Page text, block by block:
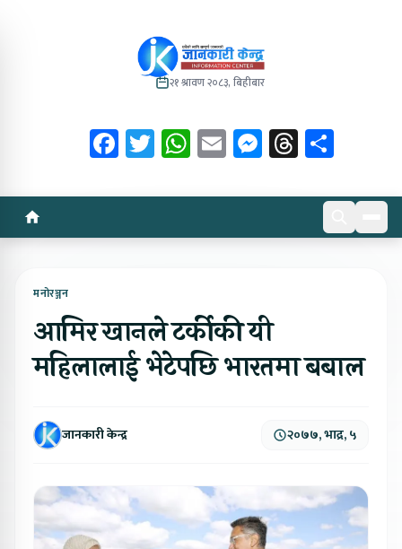
२१ श्रावण २०८३, बिहीबार
Facebook
Twitter
WhatsApp
EmailMessenger
Threads
मनोरञ्जन
आमिर खानले टर्कीकी यी
महिलालाई भेटेपछि भारतमा बबाल
जानकारी केन्द्र २०७७, भाद्र, ५